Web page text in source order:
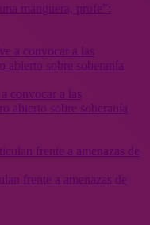
manguera, profe”:
convocar a las
abierto sobre soberanía
frente a amenazas de